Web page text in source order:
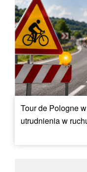
Tour de Pologne
utrudnienia w